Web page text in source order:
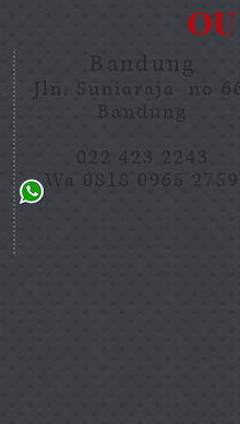
Bandung
Jln. Suniaraja no
Bandung
022 423 2243
Wa 0818 0965 2759